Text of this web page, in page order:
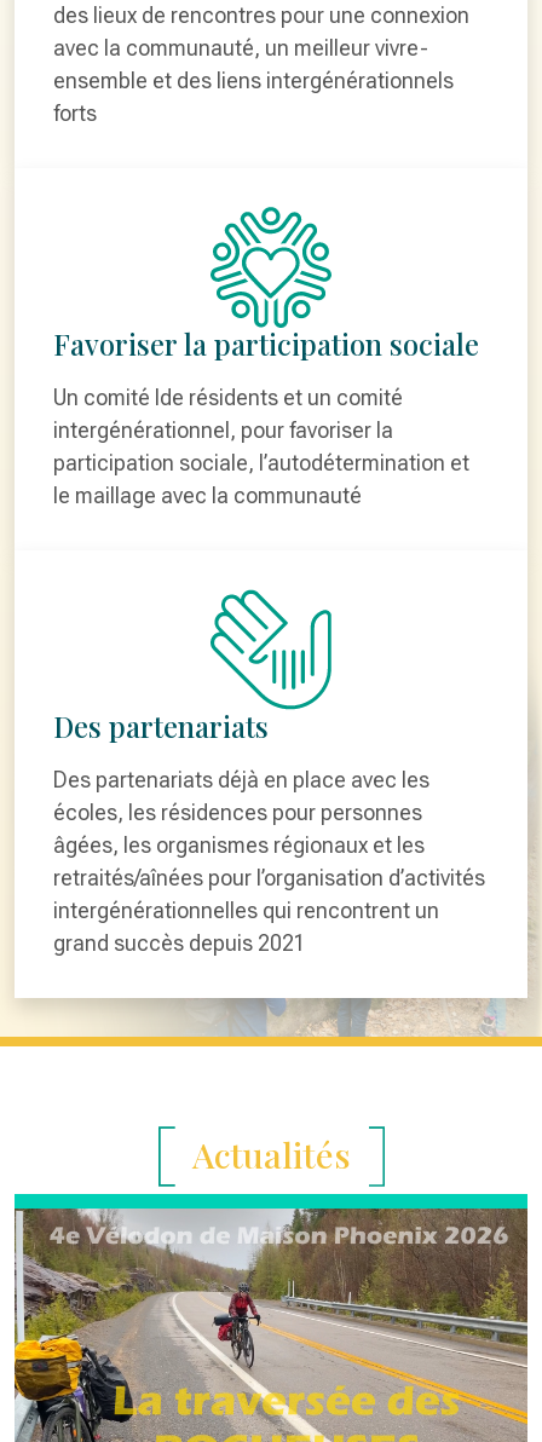
des lieux de rencontres pour une connexion
avec la communauté, un meilleur vivre-
ensemble et des liens intergénérationnels
forts
Favoriser la participation sociale
Un comité lde résidents et un comité
intergénérationnel, pour favoriser la
participation sociale, l’autodétermination et
le maillage avec la communauté
Des partenariats
Des partenariats déjà en place avec les
écoles, les résidences pour personnes
âgées, les organismes régionaux et les
retraités/aînées pour l’organisation d’activités
intergénérationnelles qui rencontrent un
grand succès depuis 2021
Actualités